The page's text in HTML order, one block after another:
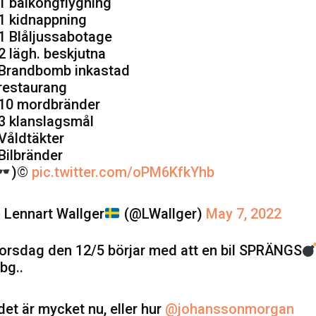
kidnappning
Blåljussabotage
lägh. beskjutna
inkastad
mordbränder
klanslagsmål
)©️ pic.twitter.com/oPM6KfkYhb
Wallger (@LWallger) May 7, 2022
den 12/5 börjar med att en bil SPRÄNGS
är mycket nu, eller hur @johanssonmorgan